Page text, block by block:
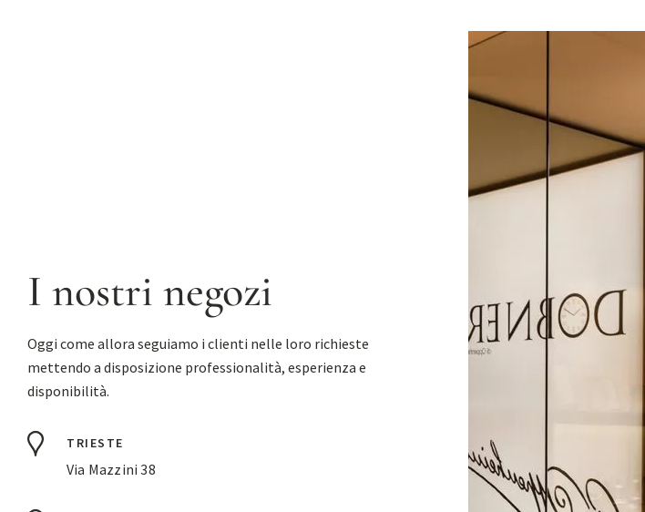
I nostri negozi
Oggi come allora seguiamo i clienti nelle loro richieste
mettendo a disposizione professionalità, esperienza e
disponibilità.
TRIESTE
Via Mazzini 38